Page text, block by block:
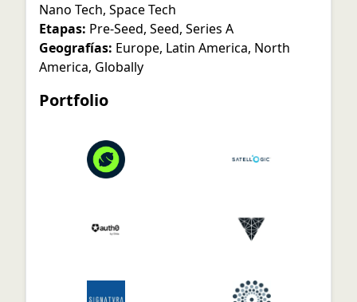
Nano Tech, Space Tech
Etapas: Pre-Seed, Seed, Series A
Geografías: Europe, Latin America, North
America, Globally
Portfolio